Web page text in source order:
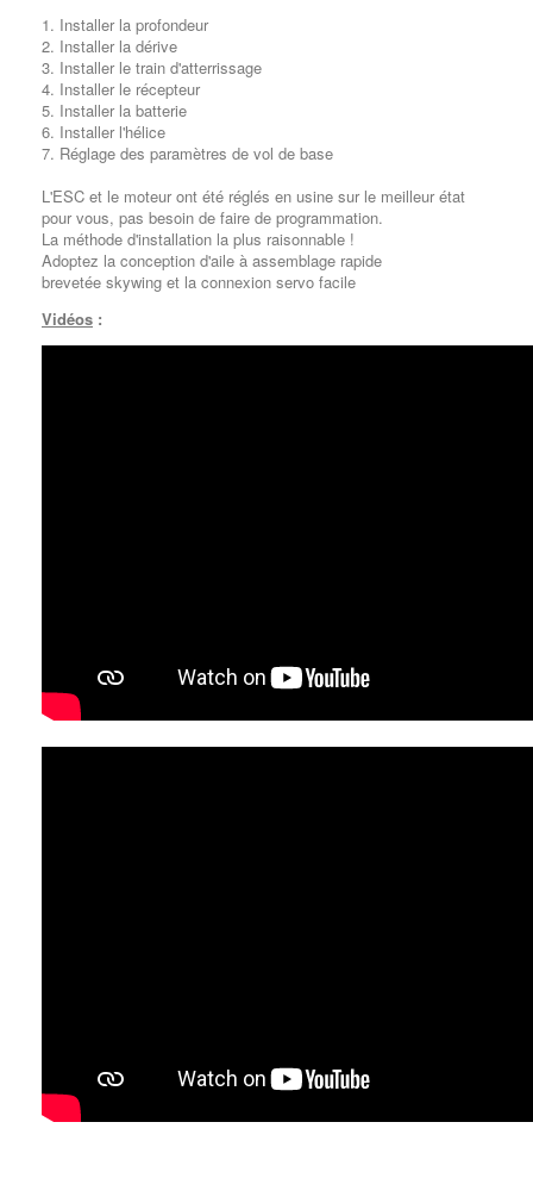
1. Installer la profondeur
2. Installer la dérive
3. Installer le train d'atterrissage
4. Installer le récepteur
5. Installer la batterie
6. Installer l'hélice
7. Réglage des paramètres de vol de base
L'ESC et le moteur ont été réglés en usine sur le meilleur état
pour vous, pas besoin de faire de programmation.
La méthode d'installation la plus raisonnable !
Adoptez la conception d'aile à assemblage rapide
brevetée skywing et la connexion servo facile
Vidéos :